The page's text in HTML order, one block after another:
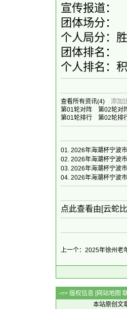
宣传报道：
团体场分：
个人局分：
团体排名：
个人排名：
查看所有资讯(4) 添加
第01轮对阵
第02轮对
第01轮排行
第02轮排
01. 2026年海潮杯宁波
02. 2026年海潮杯宁波
03. 2026年海潮杯宁波
04. 2026年海潮杯宁波
点此查看由[云蛇
上一个：2025年徐州老
-=> 版权信息 [网站地图
本站原创文